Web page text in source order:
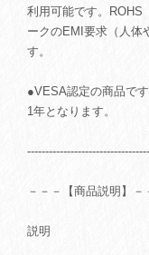
利用可能です。ROHS
ークのEMI要求（人体
す。
●VESA認定の商品で
1年となります。
－－－【商品説明】－
説明